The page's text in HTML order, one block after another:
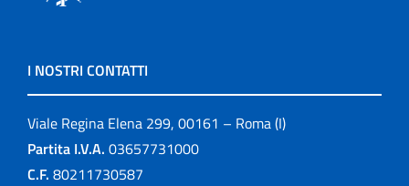
I NOSTRI CONTATTI
Viale Regina Elena 299, 00161 – Roma (I)
Partita I.V.A. 03657731000
C.F. 80211730587